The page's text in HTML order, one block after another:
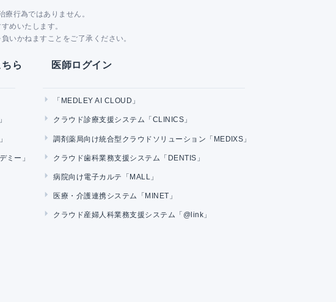
行為ではありません。
めいたします。
いかねますことをご了承ください。
ら 医師ログイン
ミー」
「MEDLEY AI CLOUD」
クラウド診療支援システム「CLINICS」
調剤薬局向け統合型クラウドソリューション「MEDIXS」
クラウド歯科業務支援システム「DENTIS」
病院向け電子カルテ「MALL」
医療・介護連携システム「MINET」
クラウド産婦人科業務支援システム「@link」